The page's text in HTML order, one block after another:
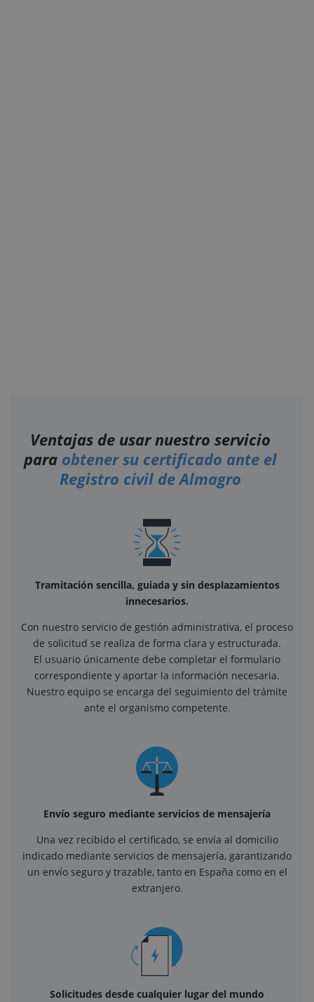
Ventajas de usar nuestro servicio
para obtener su certificado ante el
Registro civil de Almagro
Tramitación sencilla, guiada y sin desplazamientos
innecesarios.
Con nuestro servicio de gestión administrativa, el proceso
de solicitud se realiza de forma clara y estructurada.
El usuario únicamente debe completar el formulario
correspondiente y aportar la información necesaria.
Nuestro equipo se encarga del seguimiento del trámite
ante el organismo competente.
Envío seguro mediante servicios de mensajería
Una vez recibido el certificado, se envía al domicilio
indicado mediante servicios de mensajería, garantizando
un envío seguro y trazable, tanto en España como en el
extranjero.
Solicitudes desde cualquier lugar del mundo